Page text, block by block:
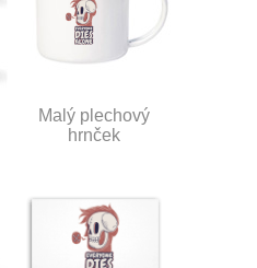
Malý plechový
hrnček